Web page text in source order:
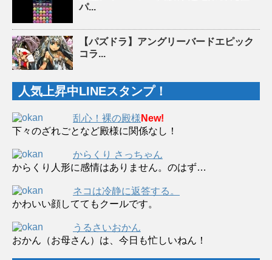
パ...
【パズドラ】アングリーバードエピック
コラ...
人気上昇中LINEスタンプ！
乱心！裸の殿様 New!
下々のざれごとなど殿様に関係なし！
からくり さっちゃん
からくり人形に感情はありません。のはず…
ネコは冷静に返答する。
かわいい顔しててもクールです。
うるさいおかん
おかん（お母さん）は、今日も忙しいねん！